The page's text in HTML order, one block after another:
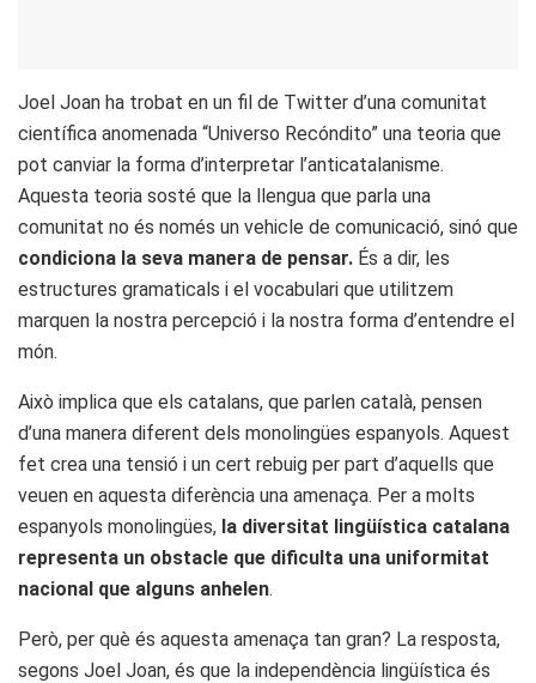
Joel Joan ha trobat en un fil de Twitter d’una comunitat
científica anomenada “Universo Recóndito” una teoria que
pot canviar la forma d’interpretar l’anticatalanisme.
Aquesta teoria sosté que la llengua que parla una
comunitat no és només un vehicle de comunicació, sinó que
condiciona la seva manera de pensar. És a dir, les
estructures gramaticals i el vocabulari que utilitzem
marquen la nostra percepció i la nostra forma d’entendre el
món.
Això implica que els catalans, que parlen català, pensen
d’una manera diferent dels monolingües espanyols. Aquest
fet crea una tensió i un cert rebuig per part d’aquells que
veuen en aquesta diferència una amenaça. Per a molts
espanyols monolingües, la diversitat lingüística catalana
representa un obstacle que dificulta una uniformitat
nacional que alguns anhelen.
Però, per què és aquesta amenaça tan gran? La resposta,
segons Joel Joan, és que la independència lingüística és